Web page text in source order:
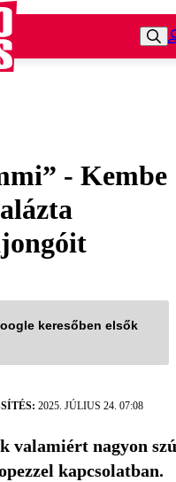
- Kembe
keresőben elsők
2025. JÚLIUS 24. 07:08
nagyon
kapcsolatban.